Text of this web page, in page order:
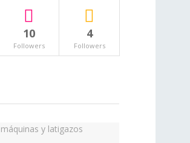
10
Followers
4
Followers